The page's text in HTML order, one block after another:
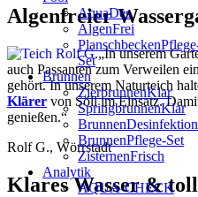
AquaDes
AlgenFrei
Set
Brunnen
ZierbrunnenKlar
SpringbrunnenKlar
BrunnenDesinfektion
BrunnenPflege-Set
ZisternenFrisch
Analytik
AQUA-CHECK
Algenfreier
„In unserem
auch Passanten zum Verweilen
gehört. In unserem Naturteich
Klärer von Söll im Einsatz.
genießen.“
Rolf G., Wörrstadt
Klares Wasser &